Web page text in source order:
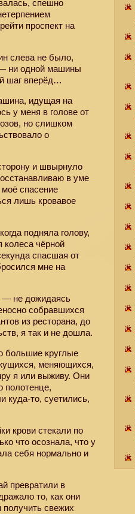
спешно
проспект на
слева не было,
ни одной машины
шаг вперёд…
идущая на
у меня в голове от
но слишком
о
и швырнуло
в уме
спасение
лишь кровавое
подняла голову,
колеса чёрной
спасшая от
мне на
— не дожидаясь
собравшихся
из ресторана, до
я так и не дошла.
большие круглые
меняющихся,
я или выживу. Они
полотенце,
куда-то, суетились,
крови стекали по
что осознала, что у
себя нормально и
превратили в
то, как они
получить свежих